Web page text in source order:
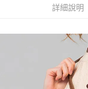
4.訂單成立30分鐘內，如未
【繳款方式說明】
1.分期款項不併入電信帳單
2.透過簡訊連結打開帳單後
帳／街口支付／iPASS
１．簡單：不需註冊會員、
【「AFTEE先享後付」結帳
１．於結帳方式選擇「
結帳頁面，進行簡訊認證並
２．訂單成立數日內，您將
３．收到繳費通知簡訊後
付款後全家取貨
每筆NT$70，滿
付款後7-11取貨
每筆NT$70，滿
詳細說明